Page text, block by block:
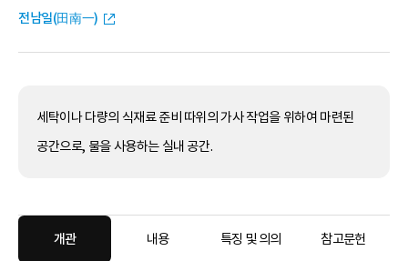
전남일(田南一)
세탁이나 다량의 식재료 준비 따위의 가사 작업을 위하여 마련된
공간으로, 물을 사용하는 실내 공간.
개관 내용 특징 및 의의 참고문헌